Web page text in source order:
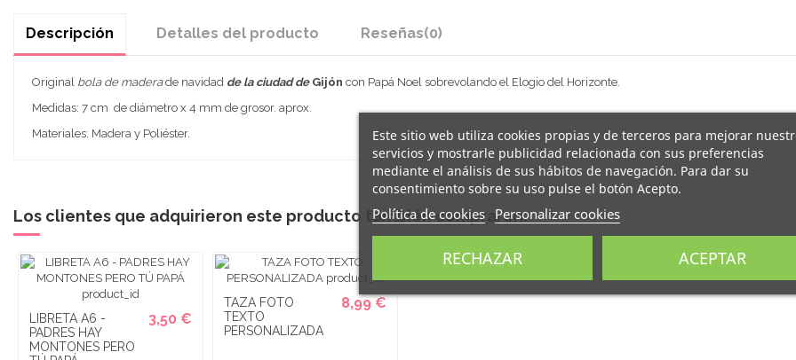
Descripción Detalles del producto Reseñas(0)
Original bola de maderade navidad de la ciudad deGijón con Papá Noel sobrevolando el Elogio del Horizonte.
Medidas: 7 cm de diámetro x 4 mm de grosor. aprox.
Materiales: Madera y Poliéster.
Los clientes que adquirieron este producto también compraron:
LIBRETA A6 -
PADRES HAY
MONTONES PERO
3,50 €
TAZA FOTO
TEXTO
PERSONALIZADA
8,99 €
Este sitio web utiliza cookies propias y de terceros para mejorar
servicios y mostrarle publicidad relacionada con sus preferencias
mediante el análisis de sus hábitos de navegación. Para dar su
consentimiento sobre su uso pulse el botón Acepto.
Política de cookies Personalizar cookies
RECHAZAR ACEPTAR